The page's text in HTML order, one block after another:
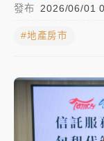
女律師陳昱瑄詐
旅局回應了
中信慈善基金
駁 理由曝光
發布 2026/06/01
#地產房市